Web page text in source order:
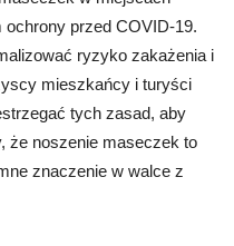
przed COVID-19.
ryzyko zakażenia i
mieszkańcy i turyści
tych zasad, aby
że noszenie maseczek to
znaczenie w walce z